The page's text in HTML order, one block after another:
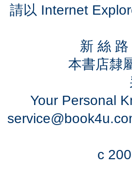
請以 Internet
新 絲
本書店隸
Your Personal
c